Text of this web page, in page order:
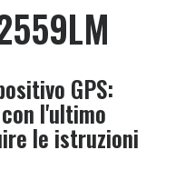
GPS:
l'ultimo
le istruzioni